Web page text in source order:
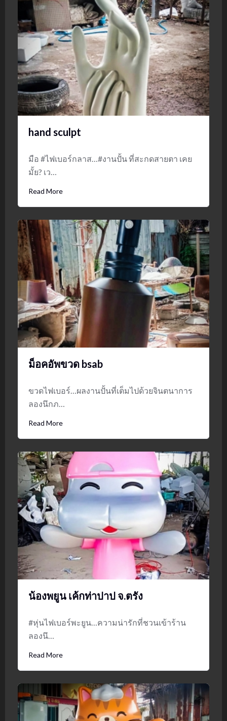
hand sculpt
มือ #ไฟเบอร์กลาส…#งานปั้น ที่สะกดสายตา เคย
มั้ย? เว…
Read More
ม็อคอัพขวด bsab
ขวดไฟเบอร์…ผลงานปั้นที่เต็มไปด้วยจินตนาการ
ลองนึกภ…
Read More
น้องพยูน เค้กท่าปาป จ.ตรัง
#หุ่นไฟเบอร์พะยูน…ความน่ารักที่ชวนเข้าร้าน
ลองนึ…
Read More